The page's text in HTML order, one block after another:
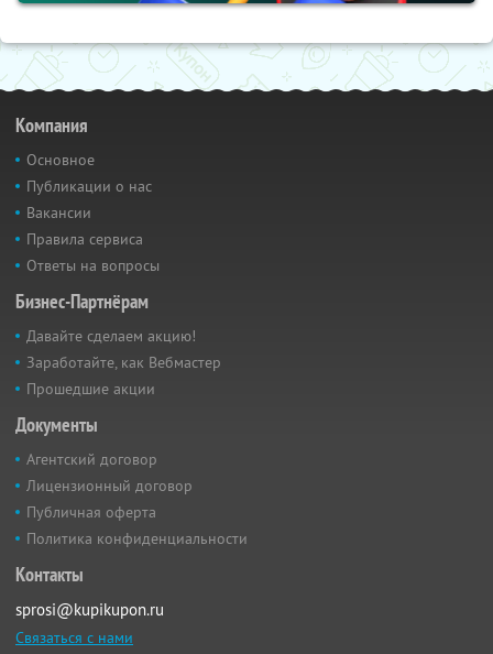
Компания
Основное
Публикации о нас
Вакансии
Правила сервиса
Ответы на вопросы
Бизнес-Партнёрам
Давайте сделаем акцию!
Заработайте, как Вебмастер
Прошедшие акции
Документы
Агентский договор
Лицензионный договор
Публичная оферта
Политика конфиденциальности
Контакты
sprosi@kupikupon.ru
Связаться с нами